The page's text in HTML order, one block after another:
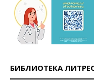
БИБЛИОТЕКА